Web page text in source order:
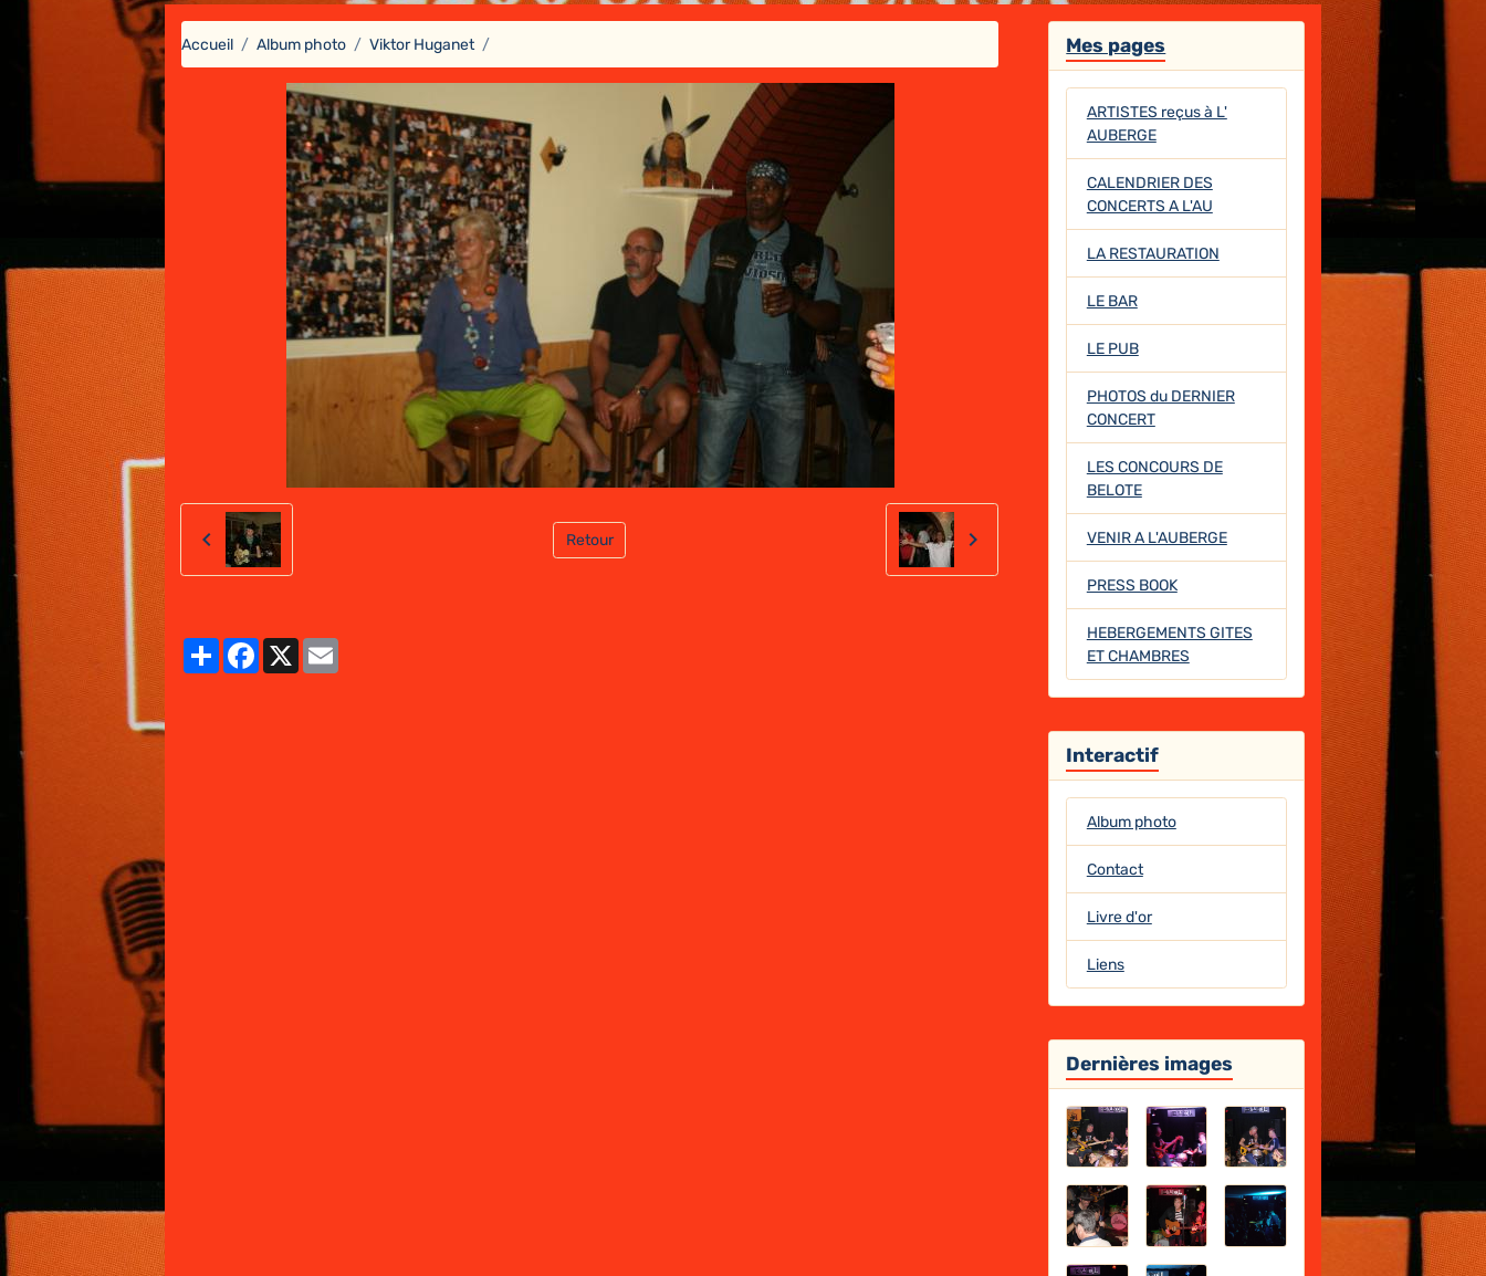
Accueil Album photo Viktor Huganet
Retour
PartagerFacebook
X
Mes pages
ARTISTES reçus à L'
AUBERGE
CALENDRIER DES
CONCERTS A L'AU
LA RESTAURATION
LE BAR
LE PUB
PHOTOS du DERNIER
CONCERT
LES CONCOURS DE
BELOTE
VENIR A L'AUBERGE
PRESS BOOK
HEBERGEMENTS GITES
ET CHAMBRES
Interactif
Album photo
Contact
Livre d'or
Liens
Dernières images